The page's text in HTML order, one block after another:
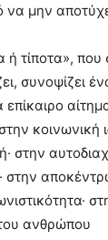
να μην
τίποτα», που
συνοψίζει
επίκαιρο
κοινωνική
στην
στην
ανθρώπου